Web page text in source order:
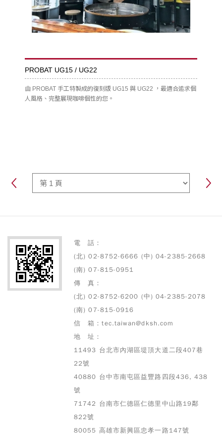
PROBAT UG15 / UG22
由 PROBAT 手工特製成的復刻版 UG15 與 UG22 ，最適合追求個
人風格、完整展現咖啡個性的您。
電 話：
(北) 02-8752-6666 (中) 04-2385-2668
(南) 07-815-0951
傳 真：
(北) 02-8752-6200 (中) 04-2385-2078
(南) 07-815-0916
信 箱：tec.taiwan@dksh.com
地 址：
11493 台北市內湖區堤頂大道二段407巷
22號
40880 台中市南屯區益豐路四段436, 438
號
71742 台南市仁德區仁德里中山路19鄰
822號
80055 高雄市新興區忠孝一路147號